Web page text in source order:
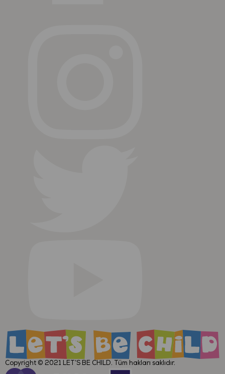
Copyright © 2021 LET’S BE CHILD. Tüm hakları saklıdır.